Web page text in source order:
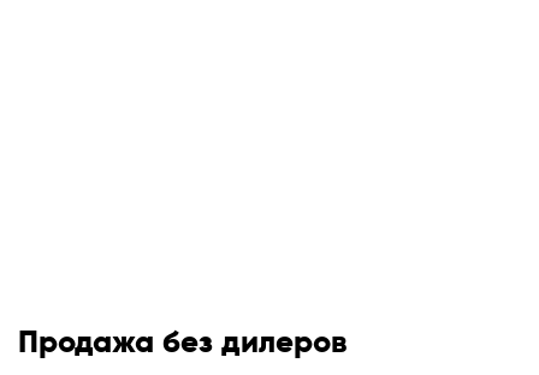
Продажа без дилеров